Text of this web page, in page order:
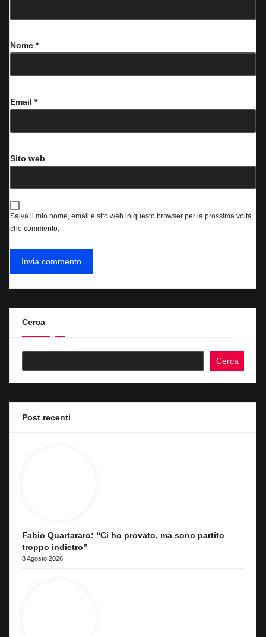
Nome *
Email *
Sito web
Salva il mio nome, email e sito web in questo browser per la prossima volta
che commento.
Cerca
Cerca
Post recenti
Fabio Quartararo: “Ci ho provato, ma sono partito
troppo indietro”
8 Agosto 2026